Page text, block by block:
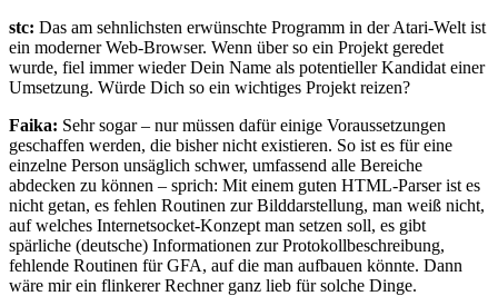
stc: Das am sehnlichsten erwünschte Programm in der Atari-Welt ist
ein moderner Web-Browser. Wenn über so ein Projekt geredet
wurde, fiel immer wieder Dein Name als potentieller Kandidat einer
Umsetzung. Würde Dich so ein wichtiges Projekt reizen?
Faika: Sehr sogar – nur müssen dafür einige Voraussetzungen
geschaffen werden, die bisher nicht existieren. So ist es für eine
einzelne Person unsäglich schwer, umfassend alle Bereiche
abdecken zu können – sprich: Mit einem guten HTML-Parser ist es
nicht getan, es fehlen Routinen zur Bilddarstellung, man weiß nicht,
auf welches Internetsocket-Konzept man setzen soll, es gibt
spärliche (deutsche) Informationen zur Protokollbeschreibung,
fehlende Routinen für GFA, auf die man aufbauen könnte. Dann
wäre mir ein flinkerer Rechner ganz lieb für solche Dinge.